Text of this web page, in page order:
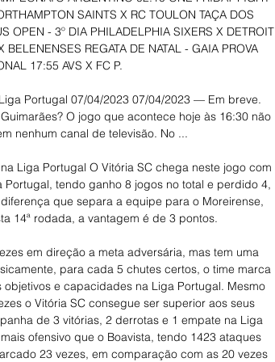
SAINTS X RC TOULON TAÇA DOS
OPEN - 3º DIA PHILADELPHIA SIXERS X DETROIT
REGATA DE NATAL - GAIA PROVA
17:55 AVS X FC P.
Portugal 07/04/2023 07/04/2023 — Em breve.
O jogo que acontece hoje às 16:30 não
nenhum canal de televisão. No ...
Liga Portugal O Vitória SC chega neste jogo com
Portugal, tendo ganho 8 jogos no total e perdido 4,
que separa a equipe para o Moreirense,
14ª rodada, a vantagem é de 3 pontos.
em direção a meta adversária, mas tem uma
para cada 5 chutes certos, o time marca
e capacidades na Liga Portugal. Mesmo
o Vitória SC consegue ser superior aos seus
de 3 vitórias, 2 derrotas e 1 empate na Liga
ofensivo que o Boavista, tendo 1423 ataques
23 vezes, em comparação com as 20 vezes